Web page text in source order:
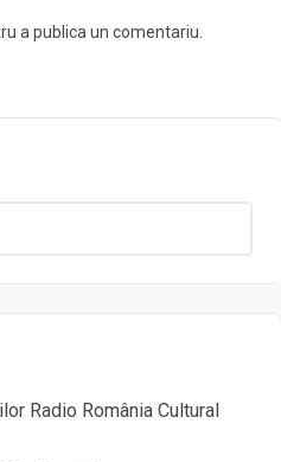
a publica un comentariu.
Radio România Cultural